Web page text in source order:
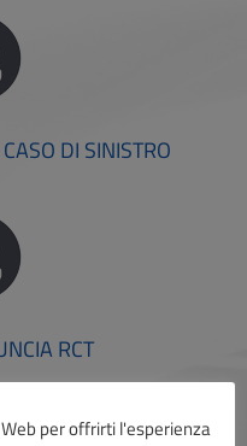
DI SINISTRO
RCT
per offrirti l'esperienza